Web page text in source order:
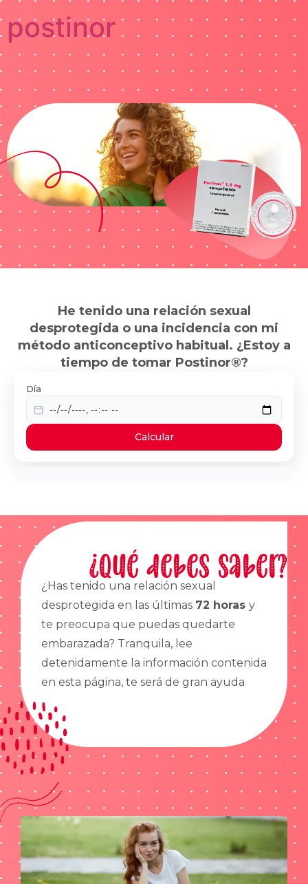
postinor
He tenido una relación sexual
desprotegida o una incidencia con mi
método anticonceptivo habitual. ¿Estoy a
tiempo de tomar Postinor®?
Día
Calcular
¿Qué debes saber?
¿Has tenido una relación sexual
desprotegida en las últimas 72 horas y
te preocupa que puedas quedarte
embarazada? Tranquila, lee
detenidamente la información contenida
en esta página, te será de gran ayuda